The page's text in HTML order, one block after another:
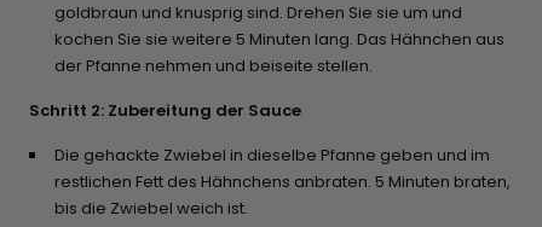
goldbraun und knusprig sind. Drehen Sie sie um und
kochen Sie sie weitere 5 Minuten lang. Das Hähnchen aus
der Pfanne nehmen und beiseite stellen.
Schritt 2: Zubereitung der Sauce
Die gehackte Zwiebel in dieselbe Pfanne geben und im
restlichen Fett des Hähnchens anbraten. 5 Minuten braten,
bis die Zwiebel weich ist.